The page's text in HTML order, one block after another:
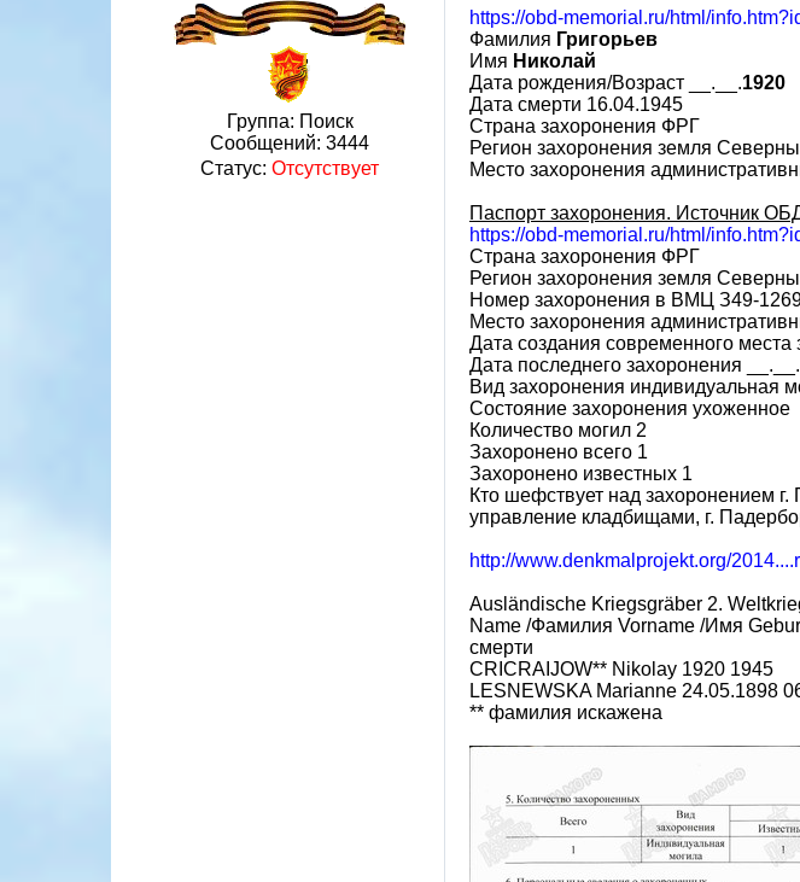
Группа: Поиск
Сообщений: 3444
Статус: Отсутствует
https://obd-memorial.ru/html/
Фамилия Григорьев
Имя Николай
Дата рождения/Возраст __.__.1920
Дата смерти 16.04.1945
Страна захоронения ФРГ
Регион захоронения земля
Место захоронения
Паспорт захоронения. Источник
https://obd-memorial.ru/html/
Страна захоронения ФРГ
Регион захоронения земля
Номер захоронения в ВМЦ З49-
Место захоронения
Дата создания современного
Дата последнего захоронения
Вид захоронения индивидуальная
Состояние захоронения ухоженное
Количество могил 2
Захоронено всего 1
Захоронено известных 1
Кто шефствует над захоронением
управление кладбищами, г.
http://www.denkmalprojekt.org/
Ausländische Kriegsgräber 2.
Name /Фамилия Vorname /Имя
смерти
CRICRAIJOW** Nikolay 1920 1945
LESNEWSKA Marianne 24.05.1898
** фамилия искажена